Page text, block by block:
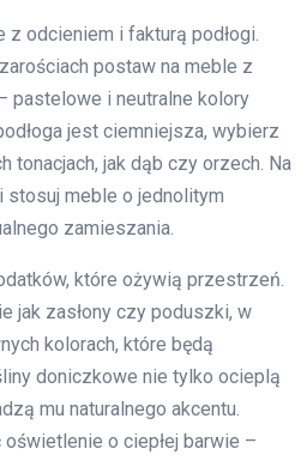
z odcieniem i fakturą podłogi.
postaw na meble z
pastelowe i neutralne kolory
jest ciemniejsza, wybierz
tonacjach, jak dąb czy orzech. Na
meble o jednolitym
zamieszania.
które ożywią przestrzeń.
jak zasłony czy poduszki, w
kolorach, które będą
doniczkowe nie tylko ocieplą
mu naturalnego akcentu.
o ciepłej barwie –